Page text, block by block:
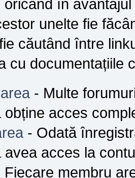
oricând în
unelte fie
căutând între
cu documentațiile
- Multe
obține acces
- Odată
avea acces la
Fiecare membru